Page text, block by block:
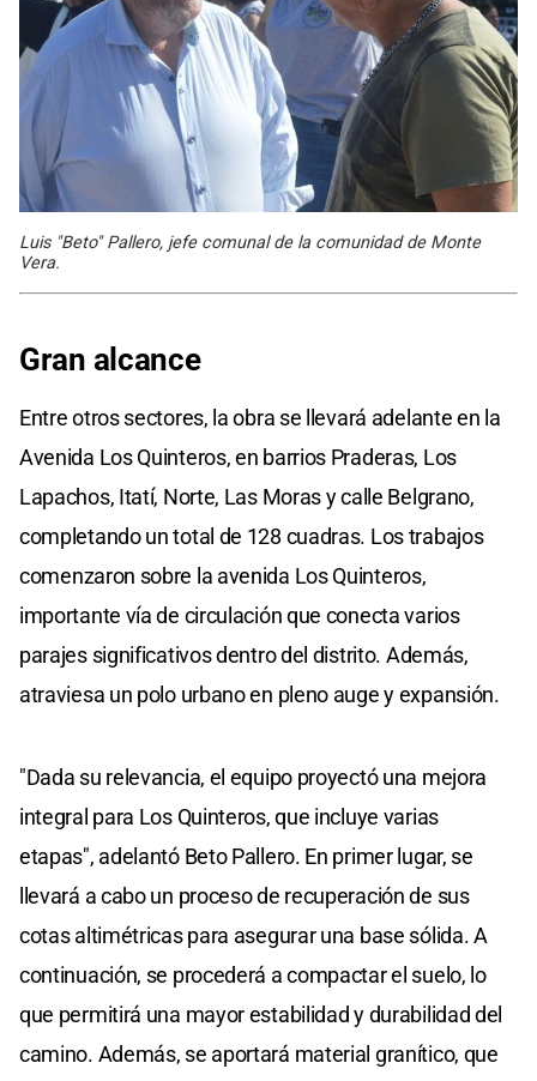
Luis "Beto" Pallero, jefe comunal de la comunidad de Monte
Vera.
Gran alcance
Entre otros sectores, la obra se llevará adelante en la
Avenida Los Quinteros, en barrios Praderas, Los
Lapachos, Itatí, Norte, Las Moras y calle Belgrano,
completando un total de 128 cuadras. Los trabajos
comenzaron sobre la avenida Los Quinteros,
importante vía de circulación que conecta varios
parajes significativos dentro del distrito. Además,
atraviesa un polo urbano en pleno auge y expansión.
"Dada su relevancia, el equipo proyectó una mejora
integral para Los Quinteros, que incluye varias
etapas", adelantó Beto Pallero. En primer lugar, se
llevará a cabo un proceso de recuperación de sus
cotas altimétricas para asegurar una base sólida. A
continuación, se procederá a compactar el suelo, lo
que permitirá una mayor estabilidad y durabilidad del
camino. Además, se aportará material granítico, que